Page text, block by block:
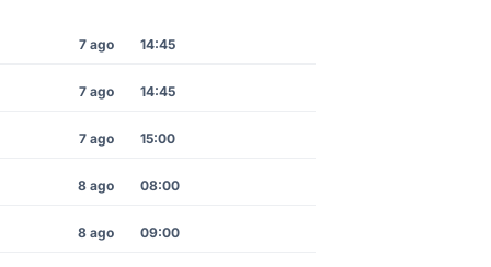
7 ago 14:45
7 ago 14:45
7 ago 15:00
8 ago 08:00
8 ago 09:00